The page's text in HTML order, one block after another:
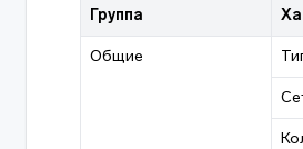
Группа
Общие